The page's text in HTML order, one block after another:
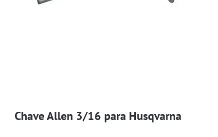
Chave Allen 3/16 para Husqvarna